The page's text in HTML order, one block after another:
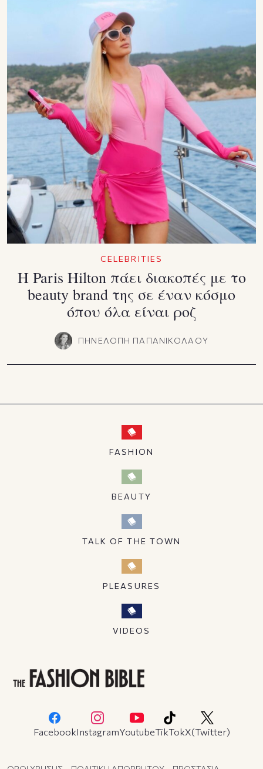
CELEBRITIES
Η Paris Hilton πάει διακοπές με το
beauty brand της σε έναν κόσμο
όπου όλα είναι ροζ
ΠΗΝΕΛΟΠΗ ΠΑΠΑΝΙΚΟΛΑΟΥ
FASHION
BEAUTY
TALK OF THE TOWN
PLEASURES
VIDEOS
FacebookInstagramYoutubeTikTokX(Twitter)